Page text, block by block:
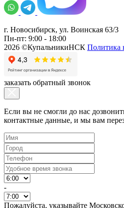
г. Новосибирск, ул. Воинская 63/3
Пн-пт: 9:00 - 18:00
2026 ©КупальникиНСК Политика
заказать обратный звонок
Если вы не смогли до нас
контактные данные, и мы вам
-
Пожалуйста, указывайте